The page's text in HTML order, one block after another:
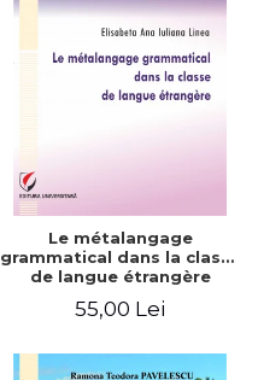
Le métalangage
grammatical dans la classe
de langue étrangère
55,00 Lei